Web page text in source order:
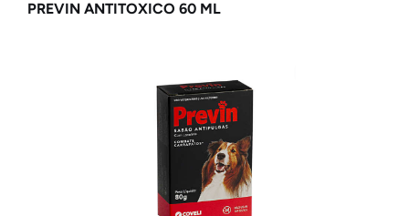
PREVIN ANTITOXICO 60 ML